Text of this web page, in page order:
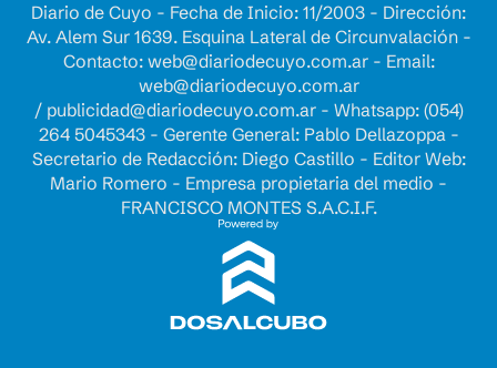
Diario de Cuyo - Fecha de Inicio: 11/2003 - Dirección:
Av. Alem Sur 1639. Esquina Lateral de Circunvalación -
Contacto: web@diariodecuyo.com.ar- Email:
web@diariodecuyo.com.ar
/ publicidad@diariodecuyo.com.ar- Whatsapp: (054)
264 5045343 - Gerente General: Pablo Dellazoppa -
Secretario de Redacción: Diego Castillo - Editor Web:
Mario Romero - Empresa propietaria del medio -
FRANCISCO MONTES S.A.C.I.F.